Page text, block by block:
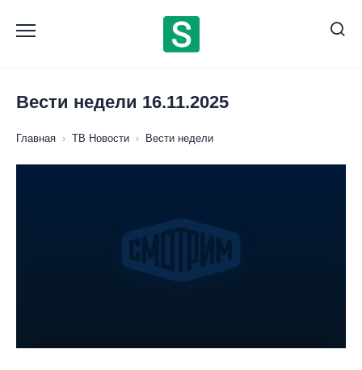
содержанию
Вести недели 16.11.2025
Главная › ТВ Новости › Вести недели